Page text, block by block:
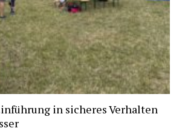
in sicheres Verhalten